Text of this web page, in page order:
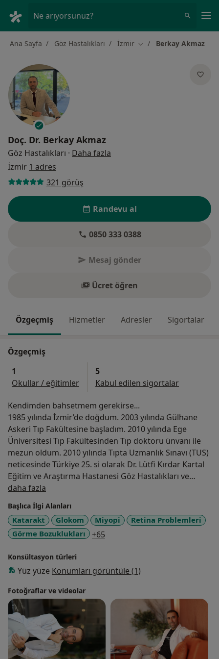
Ne arıyorsunuz?
Ana Sayfa Göz Hastalıkları İzmir Şehir değiştir
Berkay Akmaz
Doç. Dr. Berkay Akmaz
Göz Hastalıkları · Daha fazla
İzmir 1 adres
321 görüş
Randevu al
0850 333 0388
Mesaj gönder
Ücret öğren
Özgeçmiş Hizmetler Adresler Sigortalar
Özgeçmiş
1
Okullar / eğitimler
5
Kabul edilen sigortalar
Kendimden bahsetmem gerekirse...
1985 yılında İzmir’de doğdum. 2003 yılında Gülhane
Askeri Tıp Fakültesine başladım. 2010 yılında Ege
Üniversitesi Tıp Fakültesinden Tıp doktoru ünvanı ile
mezun oldum. 2010 yılında Tıpta Uzmanlık Sınavı (TUS)
neticesinde Türkiye 25. si olarak Dr. Lütfi Kırdar Kartal
Eğitim ve Araştırma Hastanesi Göz Hastalıkları ve
Cerrahisi bölümünü kazanarak uzmanlık ihtisasıma
başladım. 2014 yılında uzmanlık eğitimimi
tamamladım. 2014-2019 yılları arasında Göz
Hastalıkları uzmanı olarak Katip Çelebi Üniversitesi
Atatürk Eğitim ve Araştırma hastanesinde uzman
gerceklestirilen Vitreoretinal cerrahi teknikleri egitimi
mini-fellowship programina katildim. 2019-2021 yılları
ettim. 2021 yılında Başasistanlık sınavında başarılı
olarak İzmir Bozyaka Eğitim Ve Araştırma Hastanesi
Göz Hastalıkları Kliniğine Başasistan olarak atandım.
2021 yılında Yüksek Öğretim Kurulu tarafından Göz
Hastalıkları ve Cerrahisi uzmanlık alanında Doçent
doktor ünvanını aldım.
daha fazla
Başlıca İlgi Alanları
Katarakt Glokom Miyopi
Retina Problemleri
Görme Bozuklukları
+65
Konsültasyon türleri
Yüz yüze Konumları görüntüle (1)
Fotoğraflar ve videolar